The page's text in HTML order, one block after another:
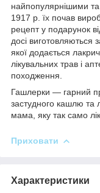
найпопулярнішими
1917 р. їх почав
рецепт у подарунок
досі виготовляються
якої додається
лікувальних трав і
походження.
Гашлерки — гарний
застудного кашлю та
мама, яку так само
Приховати
Характеристики